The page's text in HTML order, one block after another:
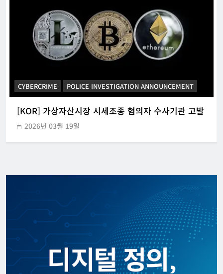
CYBERCRIME POLICE INVESTIGATION ANNOUNCEMENT
[KOR] 가상자산시장 시세조종 혐의자 수사기관 고발
2026년 03월 19일